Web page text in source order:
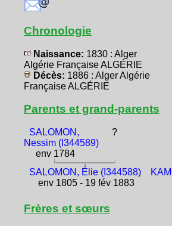
Chronologie
Naissance: 1830 : Alger
Algérie Française ALGÉRIE
Décès: 1886 : Alger Algérie
Française ALGÉRIE
Parents et grand-parents
SALOMON,
Nessim (I344589)
env 1784
?
SALOMON, Élie (I344588)
env 1805 - 19 fév 1883
Frères et sœurs